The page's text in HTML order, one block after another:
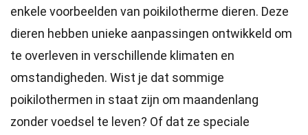
enkele voorbeelden van poikilotherme dieren. Deze
dieren hebben unieke aanpassingen ontwikkeld om
te overleven in verschillende klimaten en
omstandigheden. Wist je dat sommige
poikilothermen in staat zijn om maandenlang
zonder voedsel te leven? Of dat ze speciale